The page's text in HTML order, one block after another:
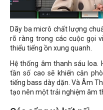
Dãy ba micrô chất lượng
rõ ràng trong các cuộc gọi
thiểu tiếng ồn xung quanh.
Hệ thống âm thanh sáu loa.
tần số cao sẽ khiến căn
tiếng bass dày dặn. Và Âm
tạo nên một trải nghiệm âm